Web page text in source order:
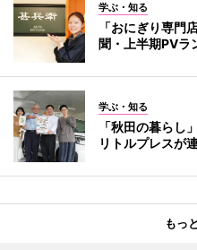
学ぶ・知る
「おにぎり専
聞・上半期PVラ
学ぶ・知る
「秋田の暮ら
リトルプレスが
もっ